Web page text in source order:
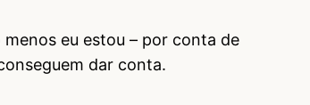
eu estou – por conta de
dar conta.